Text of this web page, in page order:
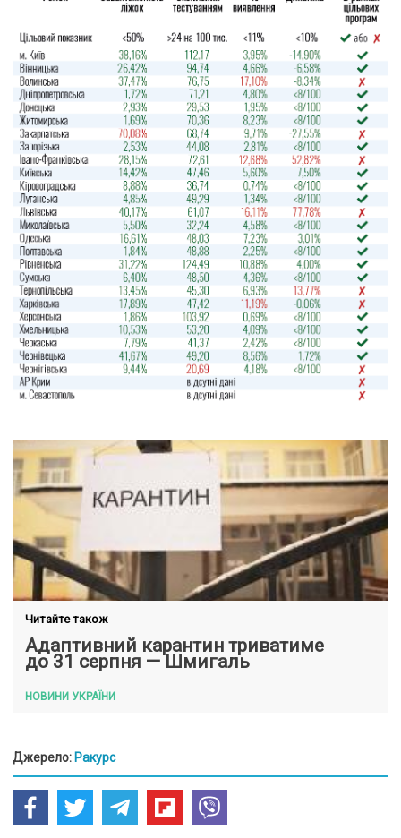
Читайте також
Адаптивний карантин триватиме
до 31 серпня — Шмигаль
НОВИНИ УКРАЇНИ
Джерело: Ракурс